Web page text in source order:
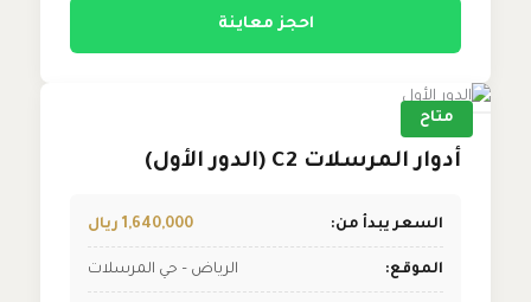
احجز معاينة
متاح
أدوار المرسلات C2 (الدور الأول)
السعر يبدأ من: 1,640,000 ريال
الموقع: الرياض – حي المرسلات